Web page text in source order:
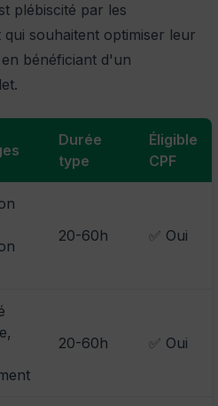
plébiscité par les
souhaitent optimiser leur
bénéficiant d'un
Durée
type
Éligible
CPF
20-60h ✅ Oui
20-60h ✅ Oui